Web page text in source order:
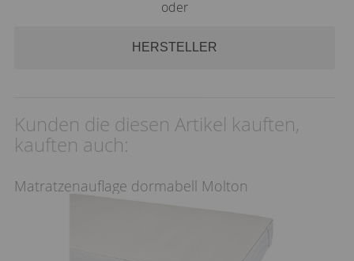
oder
HERSTELLER
Kunden die diesen Artikel kauften,
kauften auch:
Matratzenauflage dormabell Molton